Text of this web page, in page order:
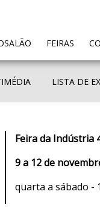
FEIRAS
LISTA DE
Feira da Indústria
9 a 12 de
quarta a sábado -